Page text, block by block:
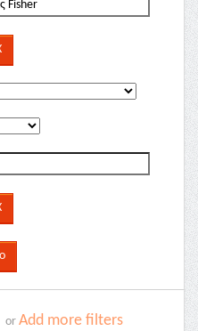
or Add more filters